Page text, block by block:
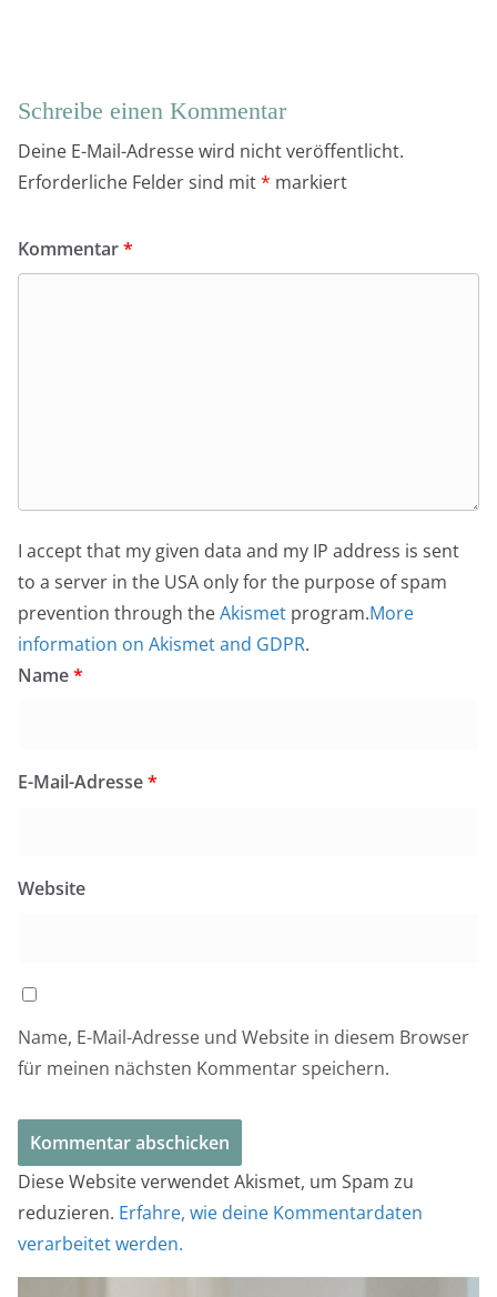
Schreibe einen Kommentar
Deine E-Mail-Adresse wird nicht veröffentlicht.
Erforderliche Felder sind mit* markiert
Kommentar*
I accept that my given data and my IP address is sent
to a server in the USA only for the purpose of spam
prevention through theAkismet program.More
information on Akismet and GDPR.
Name*
E-Mail-Adresse*
Website
Name, E-Mail-Adresse und Website in diesem Browser
für meinen nächsten Kommentar speichern.
Diese Website verwendet Akismet, um Spam zu
reduzieren. Erfahre, wie deine Kommentardaten
verarbeitet werden.